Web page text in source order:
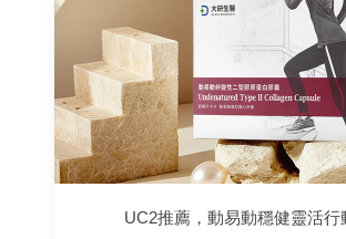
UC2推薦，動易動穩健靈活行